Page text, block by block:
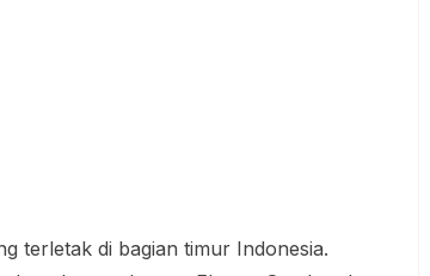
terletak di bagian timur Indonesia.